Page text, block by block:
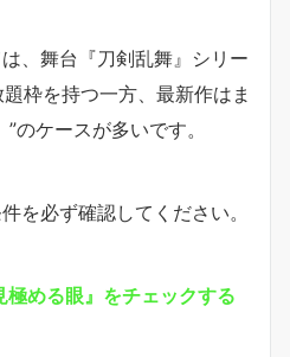
、舞台『刀剣乱舞』シリー
枠を持つ一方、最新作はま
のケースが多いです。
を必ず確認してください。
める眼』をチェックする